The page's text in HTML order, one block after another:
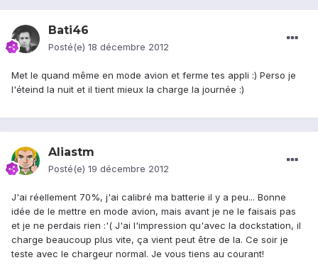
Bati46
Posté(e) 18 décembre 2012
Met le quand même en mode avion et ferme tes appli :) Perso je
l'éteind la nuit et il tient mieux la charge la journée :)
Aliastm
Posté(e) 19 décembre 2012
J'ai réellement 70%, j'ai calibré ma batterie il y a peu... Bonne
idée de le mettre en mode avion, mais avant je ne le faisais pas
et je ne perdais rien :'( J'ai l'impression qu'avec la dockstation, il
charge beaucoup plus vite, ça vient peut être de la. Ce soir je
teste avec le chargeur normal. Je vous tiens au courant!